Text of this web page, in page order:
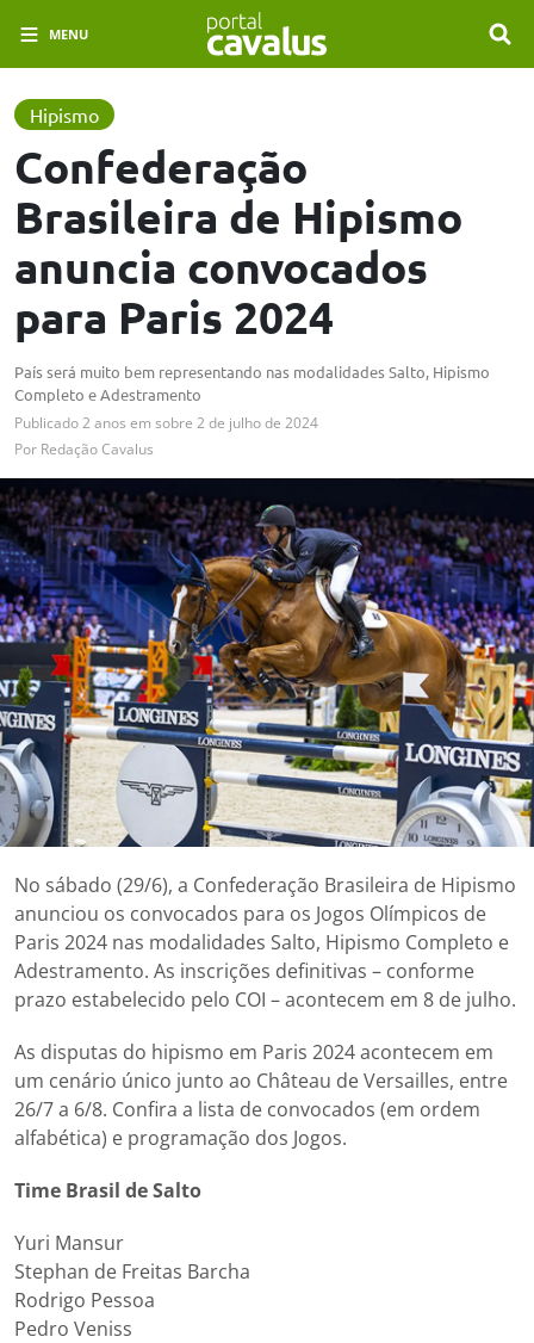
MENU
Hipismo
Confederação
Brasileira de Hipismo
anuncia convocados
para Paris 2024
País será muito bem representando nas modalidades Salto, Hipismo
Completo e Adestramento
Publicado2 anos em sobre 2 de julho de 2024
Por Redação Cavalus
No sábado (29/6), a Confederação Brasileira de Hipismo
anunciou os convocados para os Jogos Olímpicos de
Paris 2024 nas modalidades Salto, Hipismo Completo e
Adestramento. As inscrições definitivas – conforme
prazo estabelecido pelo COI – acontecem em 8 de julho.
As disputas do hipismo em Paris 2024 acontecem em
um cenário único junto ao Château de Versailles, entre
26/7 a 6/8. Confira a lista de convocados (em ordem
alfabética) e programação dos Jogos.
Time Brasil de Salto
Yuri Mansur
Stephan de Freitas Barcha
Rodrigo Pessoa
Pedro Veniss